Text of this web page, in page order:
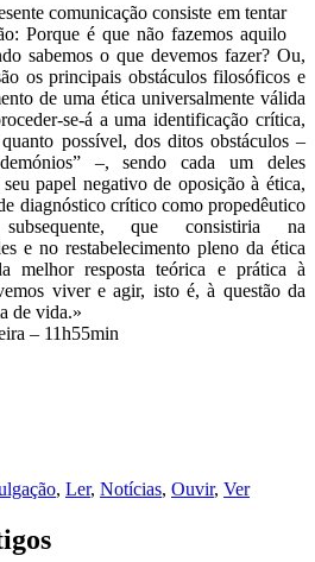
comunicação consiste em tentar
Porque é que não fazemos aquilo
sabemos o que devemos fazer? Ou,
os principais obstáculos filosóficos e
de uma ética universalmente válida
se-á a uma identificação crítica,
possível, dos ditos obstáculos –
–, sendo cada um deles
papel negativo de oposição à ética,
diagnóstico crítico como propedêutico
que consistiria na
e no restabelecimento pleno da ética
melhor resposta teórica e prática à
viver e agir, isto é, à questão da
de vida.»
– 11h55min
, Ler, Notícias, Ouvir, Ver